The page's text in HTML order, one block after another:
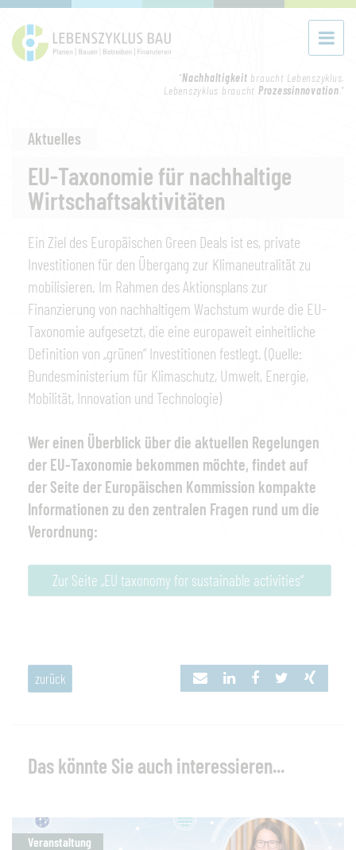
"Nachhaltigkeit braucht Lebenszyklus.
Lebenszyklus braucht Prozessinnovation."
Aktuelles
EU-Taxonomie für nachhaltige
Wirtschaftsaktivitäten
Ein Ziel des Europäischen Green Deals ist es, private
Investitionen für den Übergang zur Klimaneutralität zu
mobilisieren. Im Rahmen des Aktionsplans zur
Finanzierung von nachhaltigem Wachstum wurde die EU-
Taxonomie aufgesetzt, die eine europaweit einheitliche
Definition von „grünen“ Investitionen festlegt. (Quelle:
Bundesministerium für Klimaschutz, Umwelt, Energie,
Mobilität, Innovation und Technologie)
Wer einen Überblick über die aktuellen Regelungen
der EU-Taxonomie bekommen möchte, findet auf
der Seite der Europäischen Kommission kompakte
Informationen zu den zentralen Fragen rund um die
Verordnung:
Zur Seite „EU taxonomy for sustainable activities“
zurück
Das könnte Sie auch interessieren...
Veranstaltung